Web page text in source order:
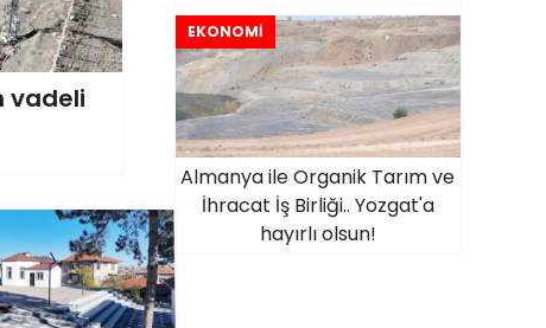
vadeli
EKONOMİ
Almanya ile Organik Tarım ve
İhracat İş Birliği.. Yozgat'a
hayırlı olsun!